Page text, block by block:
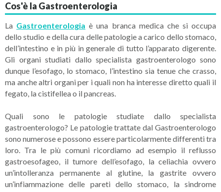
Cos'è la Gastroenterologia
La Gastroenterologia è una branca medica che si occupa
dello studio e della cura delle patologie a carico dello stomaco,
dell’intestino e in più in generale di tutto l’apparato digerente.
Gli organi studiati dallo specialista gastroenterologo sono
dunque l’esofago, lo stomaco, l’intestino sia tenue che crasso,
ma anche altri organi per i quali non ha interesse diretto quali il
fegato, la cistifellea o il pancreas.
Quali sono le patologie studiate dallo specialista
gastroenterologo? Le patologie trattate dal Gastroenterologo
sono numerose e possono essere particolarmente differenti tra
loro. Tra le più comuni ricordiamo ad esempio il reflusso
gastroesofageo, il tumore dell’esofago, la celiachia ovvero
un’intolleranza permanente al glutine, la gastrite ovvero
un’infiammazione delle pareti dello stomaco, la sindrome